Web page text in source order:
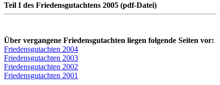
Teil I des Friedensgutachtens 2005 (pdf-Datei)
Über vergangene Friedensgutachten liegen folgende Seiten vor:
Friedensgutachten 2004
Friedensgutachten 2003
Friedensgutachten 2002
Friedensgutachten 2001